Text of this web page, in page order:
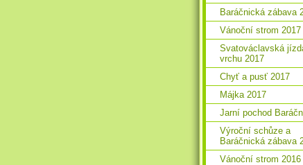
Baráčnická zábava
Vánoční strom 2017
Svatováclavská
vrchu 2017
Chyť a pusť 2017
Májka 2017
Jarní pochod
Výroční schůze a
Baráčnická zábava
Vánoční strom 2016